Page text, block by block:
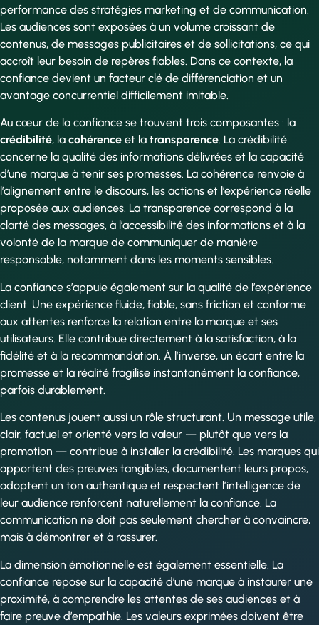
performance des stratégies marketing et de communication.
Les audiences sont exposées à un volume croissant de
contenus, de messages publicitaires et de sollicitations, ce qui
accroît leur besoin de repères fiables. Dans ce contexte, la
confiance devient un facteur clé de différenciation et un
avantage concurrentiel difficilement imitable.
Au cœur de la confiance se trouvent trois composantes : la
crédibilité, la cohérence et la transparence. La crédibilité
concerne la qualité des informations délivrées et la capacité
d’une marque à tenir ses promesses. La cohérence renvoie à
l’alignement entre le discours, les actions et l’expérience réelle
proposée aux audiences. La transparence correspond à la
clarté des messages, à l’accessibilité des informations et à la
volonté de la marque de communiquer de manière
responsable, notamment dans les moments sensibles.
La confiance s’appuie également sur la qualité de l’expérience
client. Une expérience fluide, fiable, sans friction et conforme
aux attentes renforce la relation entre la marque et ses
utilisateurs. Elle contribue directement à la satisfaction, à la
fidélité et à la recommandation. À l’inverse, un écart entre la
promesse et la réalité fragilise instantanément la confiance,
parfois durablement.
Les contenus jouent aussi un rôle structurant. Un message utile,
clair, factuel et orienté vers la valeur — plutôt que vers la
promotion — contribue à installer la crédibilité. Les marques qui
apportent des preuves tangibles, documentent leurs propos,
adoptent un ton authentique et respectent l’intelligence de
leur audience renforcent naturellement la confiance. La
communication ne doit pas seulement chercher à convaincre,
mais à démontrer et à rassurer.
La dimension émotionnelle est également essentielle. La
confiance repose sur la capacité d’une marque à instaurer une
proximité, à comprendre les attentes de ses audiences et à
faire preuve d’empathie. Les valeurs exprimées doivent être